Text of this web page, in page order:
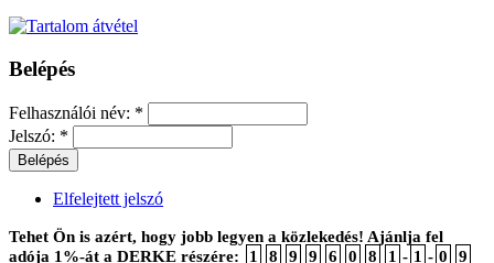
Belépés
Felhasználói név: *
Jelszó: *
Elfelejtett jelszó
Tehet Ön is azért, hogy jobb legyen a közlekedés! Ajánlja fel
adója 1%-át a DERKE részére:
1 8 9 9 6 0 8 1 - 1 - 0 9